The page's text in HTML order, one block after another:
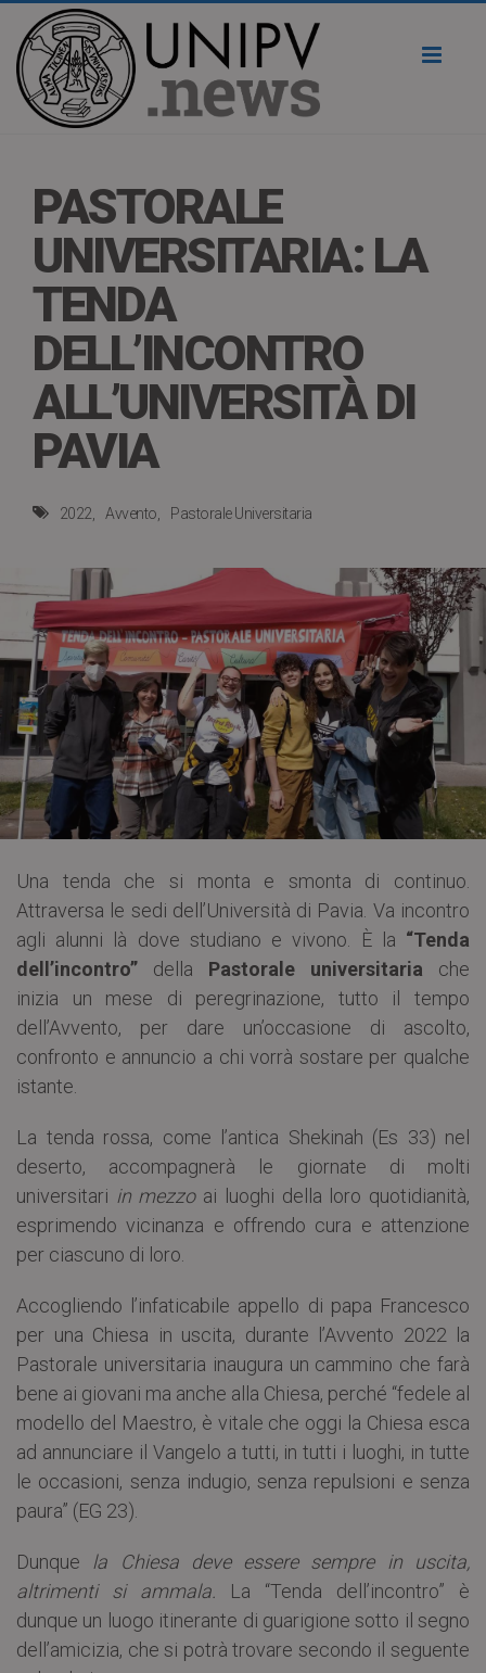
PASTORALE
UNIVERSITARIA: LA
TENDA
DELL’INCONTRO
ALL’UNIVERSITÀ DI
PAVIA
2022 Avvento Pastorale Universitaria
Una tenda che si monta e smonta di continuo.
Attraversa le sedi dell’Università di Pavia. Va incontro
agli alunni là dove studiano e vivono. È la “Tenda
dell’incontro” della Pastorale universitaria che
inizia un mese di peregrinazione, tutto il tempo
dell’Avvento, per dare un’occasione di ascolto,
confronto e annuncio a chi vorrà sostare per qualche
istante.
La tenda rossa, come l’antica Shekinah (Es 33) nel
deserto, accompagnerà le giornate di molti
universitari in mezzo ai luoghi della loro quotidianità,
esprimendo vicinanza e offrendo cura e attenzione
per ciascuno di loro.
Accogliendo l’infaticabile appello di papa Francesco
per una Chiesa in uscita, durante l’Avvento 2022 la
Pastorale universitaria inaugura un cammino che farà
bene ai giovani ma anche alla Chiesa, perché “fedele al
modello del Maestro, è vitale che oggi la Chiesa esca
ad annunciare il Vangelo a tutti, in tutti i luoghi, in tutte
le occasioni, senza indugio, senza repulsioni e senza
paura” (EG 23).
Dunque la Chiesa deve essere sempre in uscita,
altrimenti si ammala. La “Tenda dell’incontro” è
dunque un luogo itinerante di guarigione sotto il segno
dell’amicizia, che si potrà trovare secondo il seguente